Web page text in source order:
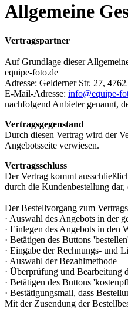
Allgemeine
Vertragspartner
Auf Grundlage dieser
equipe-foto.de
Adresse: Gelderner Str. 27,
E-Mail-Adresse: info@equipe-
nachfolgend Anbieter genannt,
Vertragsgegenstand
Durch diesen Vertrag wird der
Angebotsseite verwiesen.
Vertragsschluss
Der Vertrag kommt
durch die Kundenbestellung
Der Bestellvorgang zum
· Auswahl des Angebots in der
· Einlegen des Angebots in den
· Betätigen des Buttons
· Eingabe der Rechnungs- und
· Auswahl der Bezahlmethode
· Überprüfung und Bearbeitung
· Betätigen des Buttons
· Bestätigungsmail, dass
Mit der Zusendung der